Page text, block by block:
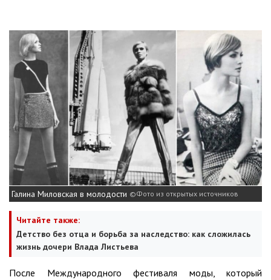
Галина Миловская в молодости Фото из открытых источников
Читайте также:
Детство без отца и борьба за наследство: как сложилась
жизнь дочери Влада Листьева
После Международного фестиваля моды, который